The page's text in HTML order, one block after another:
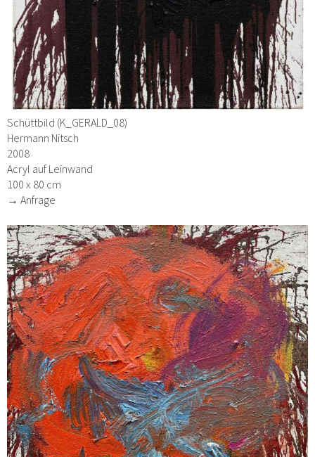
Schüttbild (K_GERALD_08)
Hermann Nitsch
2008
Acryl auf Leinwand
100 x 80 cm
→ Anfrage